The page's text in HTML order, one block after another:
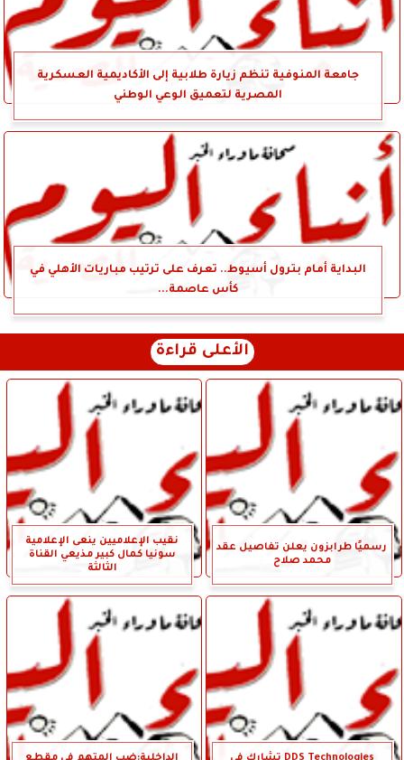
جامعة المنوفية تنظم زيارة طلابية إلى الأكاديمية العسكرية
المصرية لتعميق الوعي الوطني
البداية أمام بترول أسيوط.. تعرف على ترتيب مباريات الأهلي في
كأس عاصمة...
الأعلى قراءة
رسميًا طرابزون يعلن تفاصيل عقد
محمد صلاح
نقيب الإعلاميين ينعى الإعلامية
سونيا كمال كبير مذيعي القناة
الثالثة
DDS Technologies تشارك في
الداخلية:ضب المتهم في مقطع